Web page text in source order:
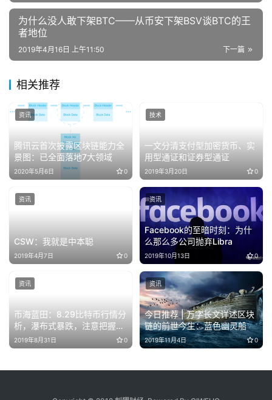
为什么没人敢下架BTC——从币安下架BSV谈BTC的王
者地位
下一篇
2019年4月16日 上午11:50
相关推荐
腾讯云首次披露区块链能力全
景图：已全面落地7大领域
2020年5月6日 0
资讯
一文分清支付型加密货币、实
用型通证和证券型通证
2019年3月20日 0
技术
CSW：我就是中本聪
2019年4月7日 0
资讯
Facebook的至暗时刻：为什
么那么多公司抛弃Libra
2019年10月13日 0
资讯
币海蓝田：8.29比特币行情分
析，瀑布式暴跌，注意把握好
风控
2019年8月31日 0
资讯
今日推荐 | 万字长文详述区块
链的前世今生：蓝色幽灵船
2019年11月4日 0
资讯